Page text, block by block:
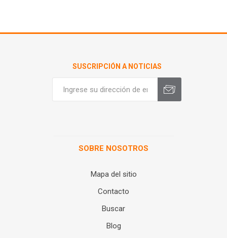
SUSCRIPCIÓN A NOTICIAS
SOBRE NOSOTROS
Mapa del sitio
Contacto
Buscar
Blog